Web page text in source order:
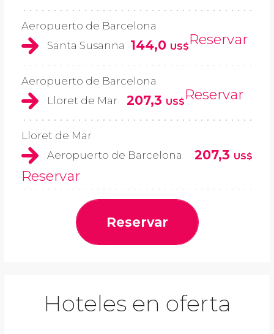
Aeropuerto de Barcelona
Santa Susanna 144,0 US$Reservar
Aeropuerto de Barcelona
Lloret de Mar
207,3 US$Reservar
Lloret de Mar
Aeropuerto de Barcelona
207,3 US$
Reservar
Reservar
Hoteles en oferta